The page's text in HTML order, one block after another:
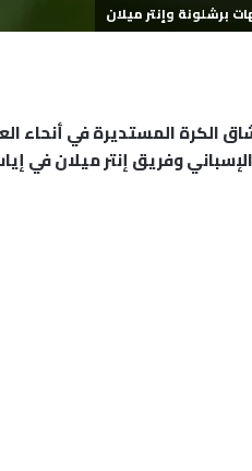
برشلونة وإنتر ميلان
الكرة المستديرة في أنحاء
وفريق إنتر ميلان في